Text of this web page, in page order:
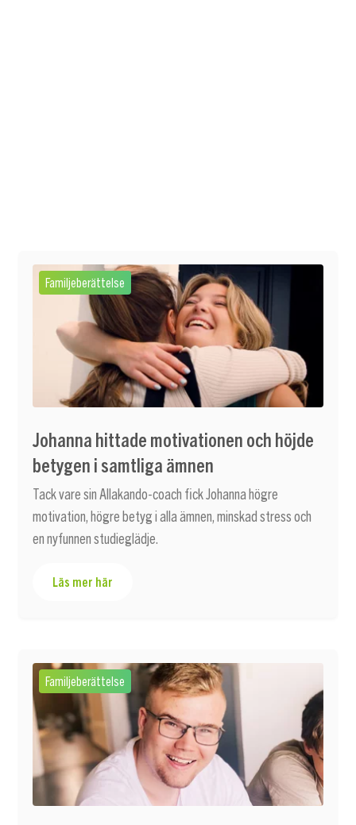
Familjeberättelse
Johanna hittade motivationen och höjde
betygen i samtliga ämnen
Tack vare sin Allakando-coach fick Johanna högre
motivation, högre betyg i alla ämnen, minskad stress och
en nyfunnen studieglädje.
Läs mer här
Familjeberättelse